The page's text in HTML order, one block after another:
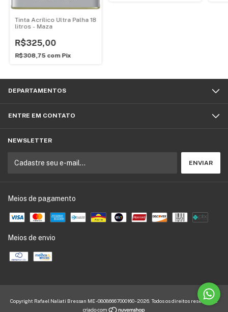
Tinta Acrílico Ultra Palha 18
litros - Maza
R$325,00
R$308,75 com Pix
DEPARTAMENTOS
ENTRE EM CONTATO
NEWSLETTER
Meios de pagamento
Meios de envio
Copyright Rafael Naliati Bressan ME - 08086667000160 - 2026. Todos os direitos reservados.